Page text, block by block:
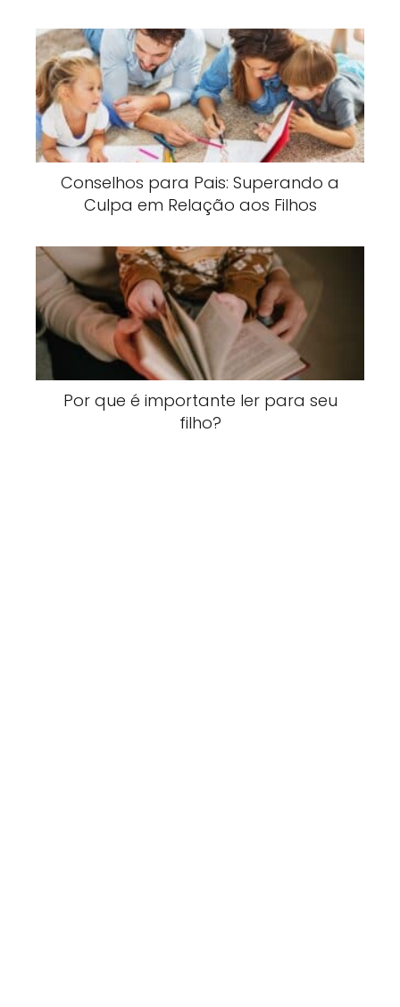
Conselhos para Pais: Superando a
Culpa em Relação aos Filhos
Por que é importante ler para seu
filho?